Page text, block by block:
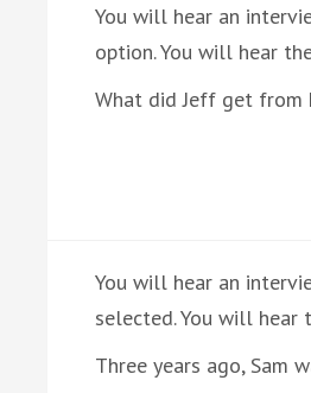
You will hear an
option. You will hear
What did Jeff get from
You will hear an
selected. You will hear
Three years ago, Sam